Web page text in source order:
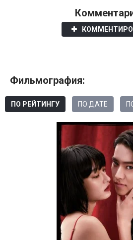
Фильмография:
ПО РЕЙТИНГУ ПО ДАТЕ